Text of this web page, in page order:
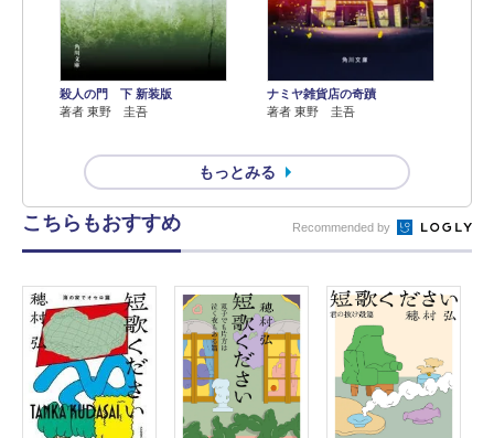
殺人の門 下 新装版
著者 東野 圭吾
ナミヤ雑貨店の奇蹟
著者 東野 圭吾
もっとみる
こちらもおすすめ Recommended by